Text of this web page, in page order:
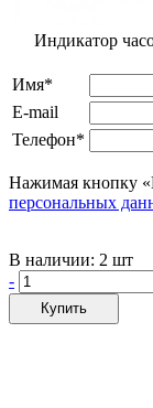
Индикатор
Имя*
E-mail
Телефон*
Нажимая кнопку
персональных
В наличии: 2 шт
-
Купить